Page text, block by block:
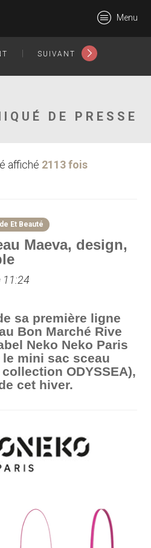
Menu
SUIVANT
DE PRESSE
affiché 2113 fois
Et Beauté
Maeva, design,
sa première ligne
Bon Marché Rive
Neko Neko Paris
mini sac sceau
ODYSSEA),
cet hiver.